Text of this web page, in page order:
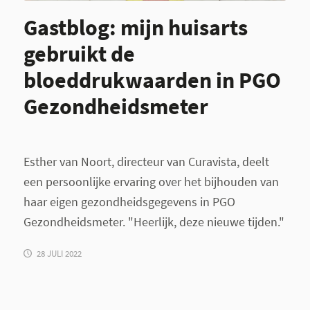
Gastblog: mijn huisarts
gebruikt de
bloeddrukwaarden in PGO
Gezondheidsmeter
Esther van Noort, directeur van Curavista, deelt
een persoonlijke ervaring over het bijhouden van
haar eigen gezondheidsgegevens in PGO
Gezondheidsmeter. "Heerlijk, deze nieuwe tijden."
28 JULI 2022